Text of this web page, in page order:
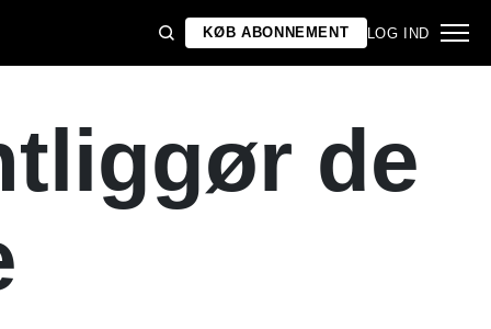
KØB ABONNEMENT LOG IND
de